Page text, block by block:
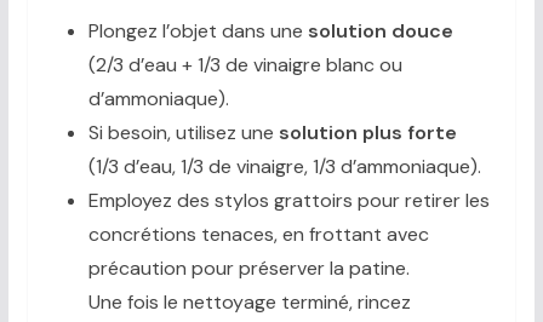
Plongez l’objet dans une solution douce
(2/3 d’eau + 1/3 de vinaigre blanc ou
d’ammoniaque).
Si besoin, utilisez une solution plus forte
(1/3 d’eau, 1/3 de vinaigre, 1/3 d’ammoniaque).
Employez des stylos grattoirs pour retirer les
concrétions tenaces, en frottant avec
précaution pour préserver la patine.
Une fois le nettoyage terminé, rincez